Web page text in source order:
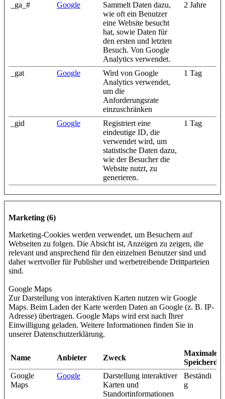
_ga_# Google
Sammelt Daten dazu,
wie oft ein Benutzer
eine Website besucht
hat, sowie Daten für
den ersten und letzten
Besuch. Von Google
Analytics verwendet.
2 Jahre
_gat Google
Wird von Google
Analytics verwendet,
um die
Anforderungsrate
einzuschränken
1 Tag
_gid Google
Registriert eine
eindeutige ID, die
verwendet wird, um
statistische Daten dazu,
wie der Besucher die
Website nutzt, zu
generieren.
1 Tag
Marketing (6)
Marketing-Cookies werden verwendet, um Besuchern auf
Webseiten zu folgen. Die Absicht ist, Anzeigen zu zeigen, die
relevant und ansprechend für den einzelnen Benutzer sind und
daher wertvoller für Publisher und werbetreibende Drittparteien
sind.
Google Maps
Zur Darstellung von interaktiven Karten nutzen wir Google
Maps. Beim Laden der Karte werden Daten an Google (z. B. IP-
Adresse) übertragen. Google Maps wird erst nach Ihrer
Einwilligung geladen. Weitere Informationen finden Sie in
unserer Datenschutzerklärung.
Name Anbieter Zweck
Maximale
Google
Maps
Google
Darstellung interaktiver
Karten und
Standortinformationen
Beständi
g